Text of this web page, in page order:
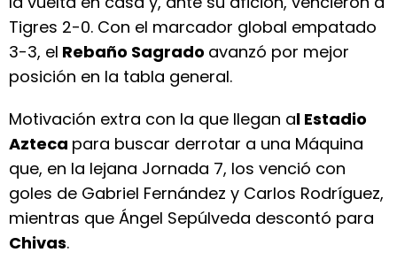
Tigres 2-0. Con el marcador global empatado
3-3, el Rebaño Sagrado avanzó por mejor
posición en la tabla general.
Motivación extra con la que llegan al Estadio
Azteca para buscar derrotar a una Máquina
que, en la lejana Jornada 7, los venció con
goles de Gabriel Fernández y Carlos Rodríguez,
mientras que Ángel Sepúlveda descontó para
Chivas.